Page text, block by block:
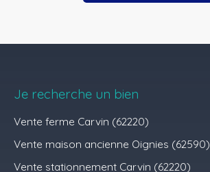
Je recherche un bien
Vente ferme Carvin (62220)
Vente maison ancienne Oignies (62590)
Vente stationnement Carvin (62220)